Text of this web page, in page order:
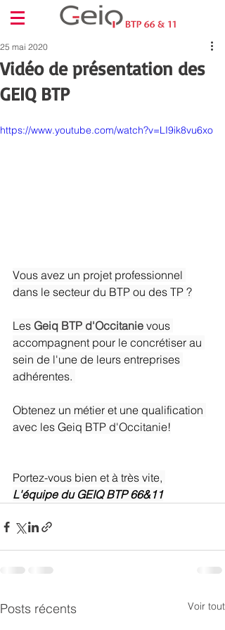
Vidéo de présentation des
GEIQ BTP
25 mai 2020
https://www.youtube.com/watch?v=LI9ik8vu6xo
Vous avez un projet professionnel
dans le secteur du BTP ou des TP ?
Les Geiq BTP d'Occitanie vous
accompagnent pour le concrétiser au
sein de l'une de leurs entreprises
adhérentes.
Obtenez un métier et une qualification
avec les Geiq BTP d'Occitanie!
Portez-vous bien et à très vite,
L'équipe du GEIQ BTP 66&11
Posts récents Voir tout